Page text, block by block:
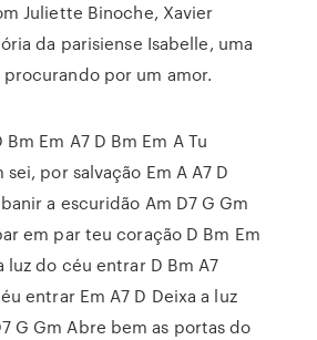
Juliette Binoche, Xavier
da parisiense Isabelle, uma
por um amor.
Em A7 D Bm Em A Tu
sei, por salvação Em A A7 D
a escuridão Am D7 G Gm
em par teu coração D Bm Em
luz do céu entrar D Bm A7
entrar Em A7 D Deixa a luz
G Gm Abre bem as portas do